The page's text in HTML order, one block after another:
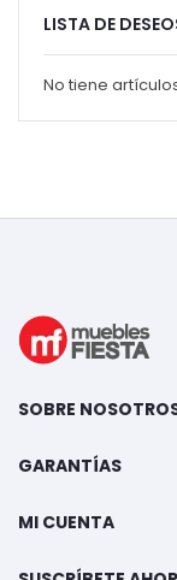
LISTA DE
No tiene
SOBRE
GARANTÍAS
MI CUENTA